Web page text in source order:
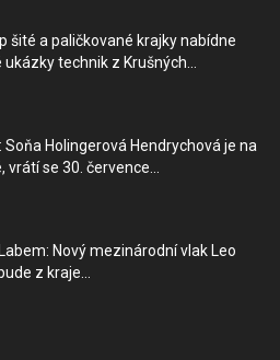
šité a paličkované krajky nabídne
technik z Krušných...
Soňa Holingerová Hendrychová je na
vrátí se 30. července...
Nový mezinárodní vlak Leo
z kraje...